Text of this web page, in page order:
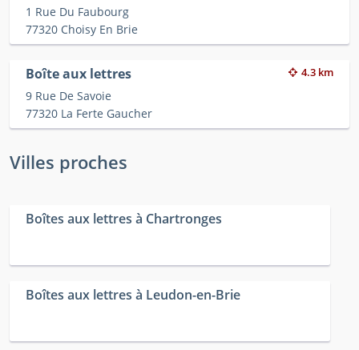
1 Rue Du Faubourg
77320 Choisy En Brie
Boîte aux lettres 4.3 km
9 Rue De Savoie
77320 La Ferte Gaucher
Villes proches
Boîtes aux lettres à Chartronges
Boîtes aux lettres à Leudon-en-Brie